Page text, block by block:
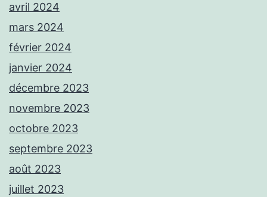
avril 2024
mars 2024
février 2024
janvier 2024
décembre 2023
novembre 2023
octobre 2023
septembre 2023
août 2023
juillet 2023